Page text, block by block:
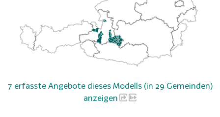
7 erfasste Angebote dieses Modells (in 29 Gemeinden)
anzeigen